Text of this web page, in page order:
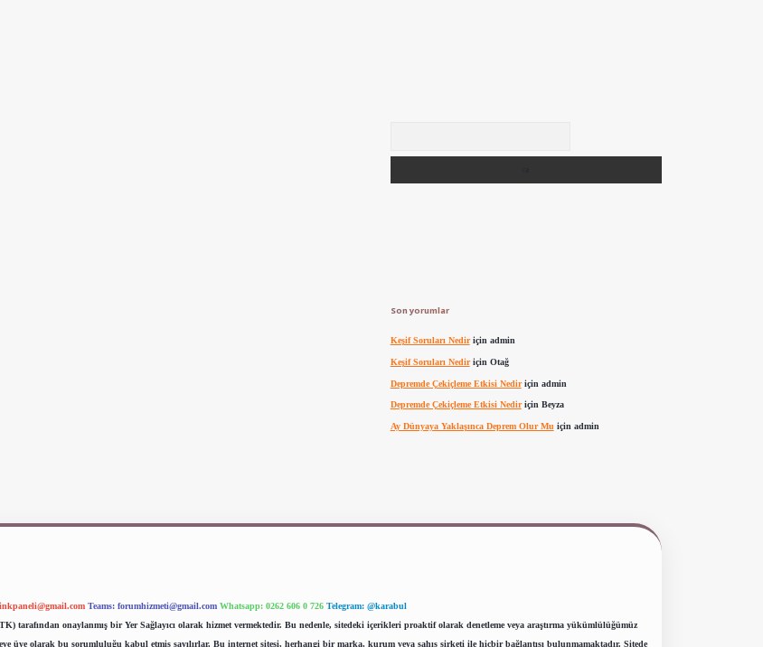
Son yorumlar
Keşif Soruları Nediriçin admin
Keşif Soruları Nediriçin Otağ
Depremde Çekiçleme Etkisi Nediriçin admin
Depremde Çekiçleme Etkisi Nediriçin Beyza
Ay Dünyaya Yaklaşınca Deprem Olur Mu için admin
Teams: forumhizmeti@gmail.com Whatsapp: 0262 606 0 726 Telegram: @karabul
tarafından onaylanmış bir Yer Sağlayıcı olarak hizmet vermektedir. Bu nedenle, sitedeki içerikleri proaktif olarak denetleme veya araştırma yükümlülüğümüz
üye olarak bu sorumluluğu kabul etmiş sayılırlar. Bu internet sitesi, herhangi bir marka, kurum veya şahıs şirketi ile hiçbir bağlantısı bulunmamaktadır. Sitede